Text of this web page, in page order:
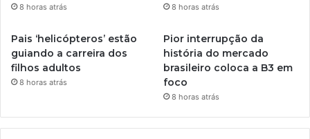
8 horas atrás 8 horas atrás
Pais ‘helicópteros’ estão
guiando a carreira dos
filhos adultos
8 horas atrás
Pior interrupção da
história do mercado
brasileiro coloca a B3 em
foco
8 horas atrás